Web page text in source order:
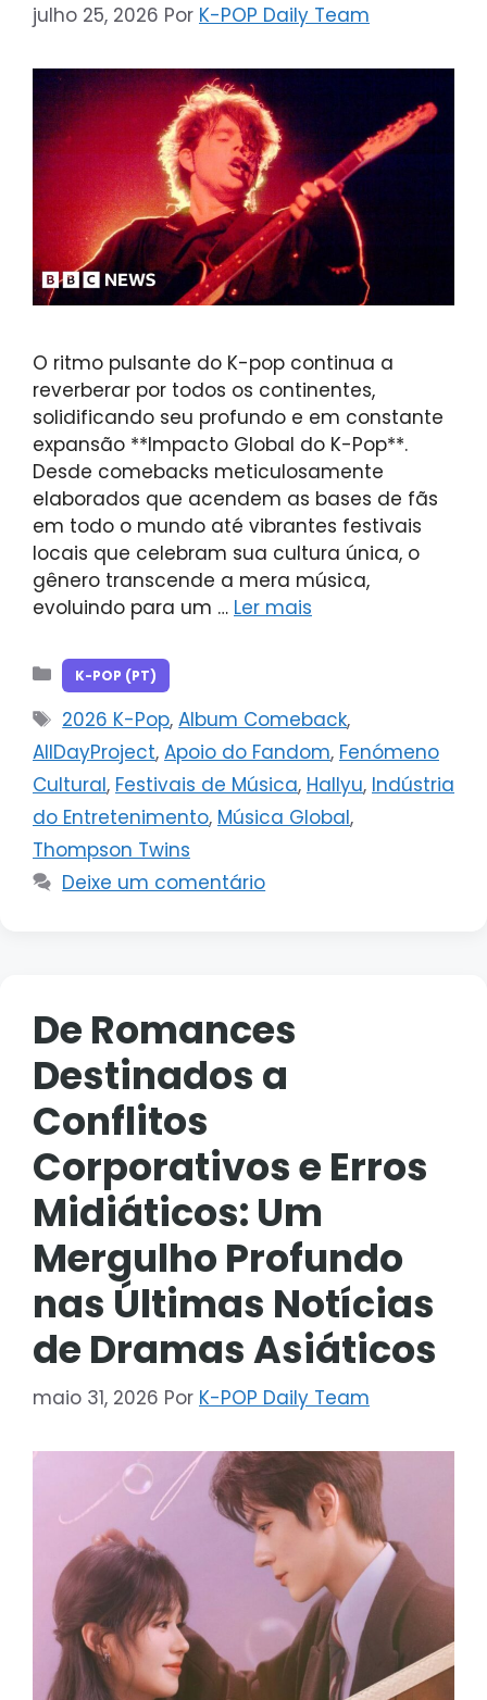
julho 25, 2026 Por K-POP Daily Team
O ritmo pulsante do K-pop continua a
reverberar por todos os continentes,
solidificando seu profundo e em constante
expansão **Impacto Global do K-Pop**.
Desde comebacks meticulosamente
elaborados que acendem as bases de fãs
em todo o mundo até vibrantes festivais
locais que celebram sua cultura única, o
gênero transcende a mera música,
evoluindo para um … Ler mais
Categorias
K-POP (PT)
Tags
2026 K-Pop,Album Comeback,
AllDayProject, Apoio do Fandom, Fenómeno
Cultural, Festivais de Música, Hallyu, Indústria
do Entretenimento, Música Global,
Thompson Twins
Deixe um comentário
De Romances
Destinados a
Conflitos
Corporativos e Erros
Midiáticos: Um
Mergulho Profundo
nas Últimas Notícias
de Dramas Asiáticos
maio 31, 2026 Por K-POP Daily Team